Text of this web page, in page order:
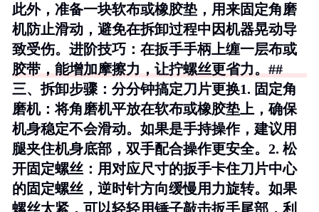
此外，准备一块软布或橡胶垫，用来固定角磨
机防止滑动，避免在拆卸过程中因机器晃动导
致受伤。 进阶技巧 ：在扳手手柄上缠一层布或
胶带，能增加摩擦力，让拧螺丝更省力。##
三、拆卸步骤：分分钟搞定刀片更换1. 固定角
磨机：将角磨机平放在软布或橡胶垫上，确保
机身稳定不会滑动。如果是手持操作，建议用
腿夹住机身底部，双手配合操作更安全。2. 松
开固定螺丝 ：用对应尺寸的扳手卡住刀片中心
的固定螺丝，逆时针方向缓慢用力旋转。如果
螺丝太紧，可以轻轻用锤子敲击扳手尾部，利